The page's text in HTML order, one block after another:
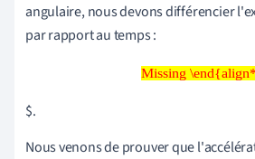
angulaire, nous devons différencier
par rapport au temps :
Missing
Missing
$.
Nous venons de prouver que